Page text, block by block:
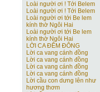
Loài người ơi ! Tới Belem
Loài người ơi ! Tới Belem
Loài người ơi tới Be lem
kính thờ Ngôi Hai
Loài người ơi tới Be lem
kính thờ Ngôi Hai
LỜI CA ĐÊM ĐÔNG
Lời ca vang cánh đồng
Lời ca vang cánh đồng
Lời ca vang cánh đồng
Lời ca vang cánh đồng
Lời cầu con dưng lên như
hương thơm